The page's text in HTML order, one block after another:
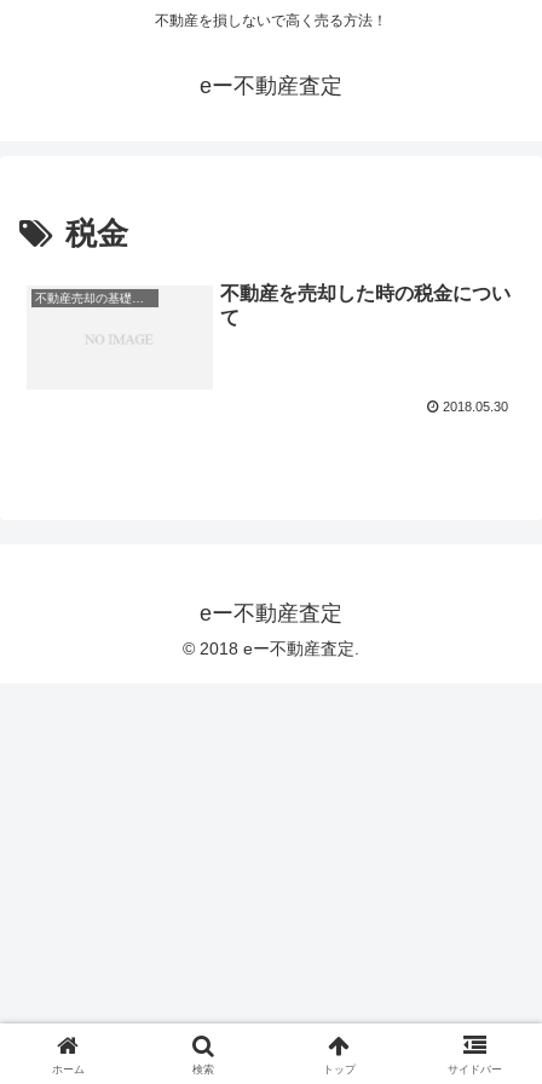
不動産を損しないで高く売る方法！
eー不動産査定
税金
不動産を売却した時の税金につい
て
2018.05.30
eー不動産査定
© 2018 eー不動産査定.
ホーム 検索 トップ サイドバー